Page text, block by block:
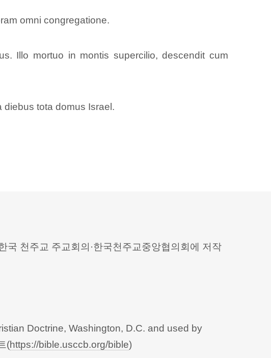
omni congregatione.
Illo mortuo in montis supercilio, descendit cum
tota domus Israel.
국 천주교 주교회의·한국천주교중앙협의회에 저작
Doctrine, Washington, D.C. and used by
(https://bible.usccb.org/bible)